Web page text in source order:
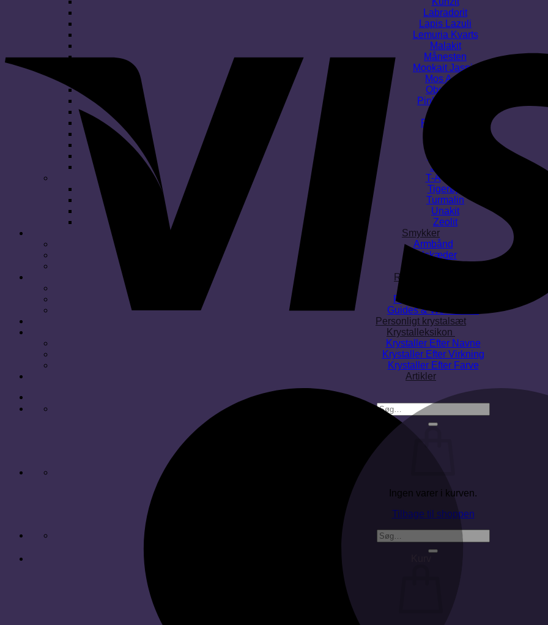
Labradorit
Lapis Lazuli
Lemuria Kvarts
Malakit
Månesten
Mookait Jaspis
Mos Agat
Obsidian
Pink Ametyst
Rosakvarts
Røgkvarts
Sodalit
T-Å
Tigerøje
Turmalin
Unakit
Zeolit
Smykker
Armbånd
Halskæder
RENSELSE
Renselsestilbehør
Guides & Workbooks
Personligt krystalsæt
Krystalleksikon
Krystaller Efter Navne
Krystaller Efter Virkning
Krystaller Efter Farve
Artikler
Søg
efter:
Ingen varer i kurven.
Tilbage til shoppen
Søg
efter: